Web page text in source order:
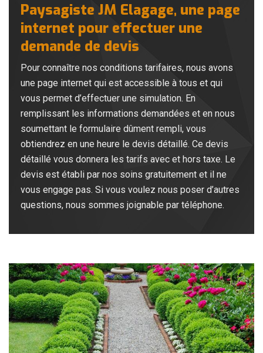
Paysagiste JM Elagage, une page
internet pour effectuer une
demande de devis
Pour connaître nos conditions tarifaires, nous avons
une page internet qui est accessible à tous et qui
vous permet d’effectuer une simulation. En
remplissant les informations demandées et en nous
soumettant le formulaire dûment rempli, vous
obtiendrez en une heure le devis détaillé. Ce devis
détaillé vous donnera les tarifs avec et hors taxe. Le
devis est établi par nos soins gratuitement et il ne
vous engage pas. Si vous voulez nous poser d’autres
questions, nous sommes joignable par téléphone.